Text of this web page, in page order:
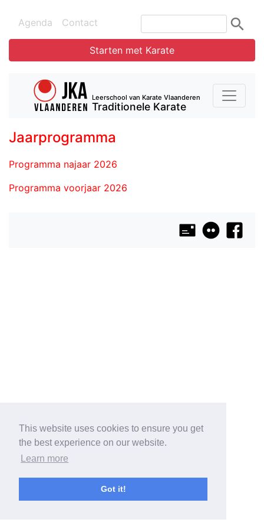
This website uses cookies to ensure you get
the best experience on our website.
Learn more
Got it!
Agenda Contact
Starten met Karate
Leerschool van Karate Vlaanderen
Traditionele Karate
Jaarprogramma
Programma najaar 2026
Programma voorjaar 2026